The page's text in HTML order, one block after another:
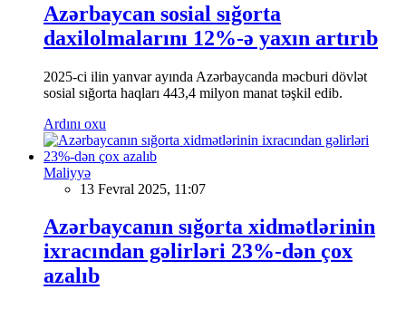
Azərbaycan sosial sığorta
daxilolmalarını 12%-ə yaxın artırıb
2025-ci ilin yanvar ayında Azərbaycanda məcburi dövlət
sosial sığorta haqları 443,4 milyon manat təşkil edib.
Ardını oxu
Maliyyə
13 Fevral 2025, 11:07
Azərbaycanın sığorta xidmətlərinin
ixracından gəlirləri 23%-dən çox
azalıb